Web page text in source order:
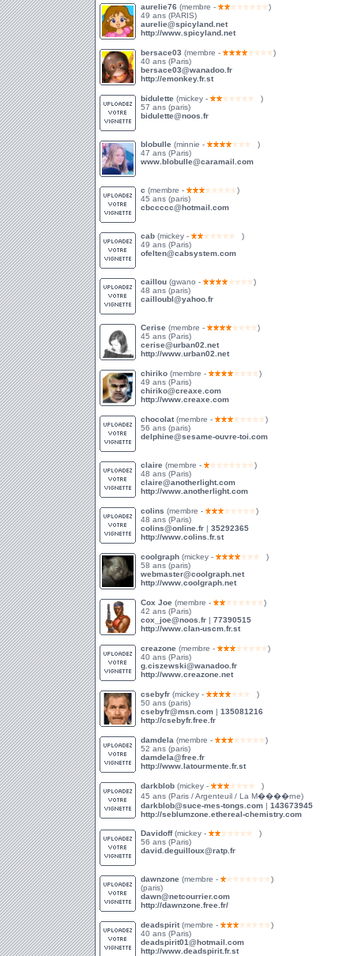
aurelie76 (membre -
)
49 ans (PARIS)
aurelie@spicyland.net
http://www.spicyland.net
bersace03 (membre -
)
40 ans (Paris)
bersace03@wanadoo.fr
http://emonkey.fr.st
bidulette (mickey -
)
57 ans (paris)
bidulette@noos.fr
blobulle (minnie -
)
47 ans (Paris)
www.blobulle@caramail.com
c (membre -
)
45 ans (paris)
cbccccc@hotmail.com
cab (mickey -
)
49 ans (Paris)
ofelten@cabsystem.com
caillou (gwano -
)
48 ans (paris)
cailloubl@yahoo.fr
Cerise (membre -
)
45 ans (Paris)
cerise@urban02.net
http://www.urban02.net
chiriko (membre -
)
49 ans (Paris)
chiriko@creaxe.com
http://www.creaxe.com
chocolat(membre -
)
56 ans (paris)
delphine@sesame-ouvre-toi.com
claire (membre -
)
48 ans (Paris)
claire@anotherlight.com
http://www.anotherlight.com
colins (membre -
)
48 ans (Paris)
colins@online.fr | 35292365
http://www.colins.fr.st
coolgraph (mickey -
)
58 ans (paris)
webmaster@coolgraph.net
http://www.coolgraph.net
Cox Joe (membre -
)
42 ans (Paris)
cox_joe@noos.fr | 77390515
http://www.clan-uscm.fr.st
creazone (membre -
)
40 ans (Paris)
g.ciszewski@wanadoo.fr
http://www.creazone.net
csebyfr (mickey -
)
50 ans (paris)
csebyfr@msn.com | 135081216
http://csebyfr.free.fr
damdela (membre -
)
52 ans (paris)
damdela@free.fr
http://www.latourmente.fr.st
darkblob (mickey -
)
45 ans (Paris / Argenteuil / La M����rne)
darkblob@suce-mes-tongs.com | 143673945
http://seblumzone.ethereal-chemistry.com
Davidoff(mickey -
)
56 ans (Paris)
david.deguilloux@ratp.fr
dawnzone (membre -
)
(paris)
dawn@netcourrier.com
http://dawnzone.free.fr/
deadspirit(membre -
)
40 ans (Paris)
deadspirit01@hotmail.com
http://www.deadspirit.fr.st